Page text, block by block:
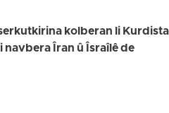
kolberan li
navbera Îran û Îsraîlê de